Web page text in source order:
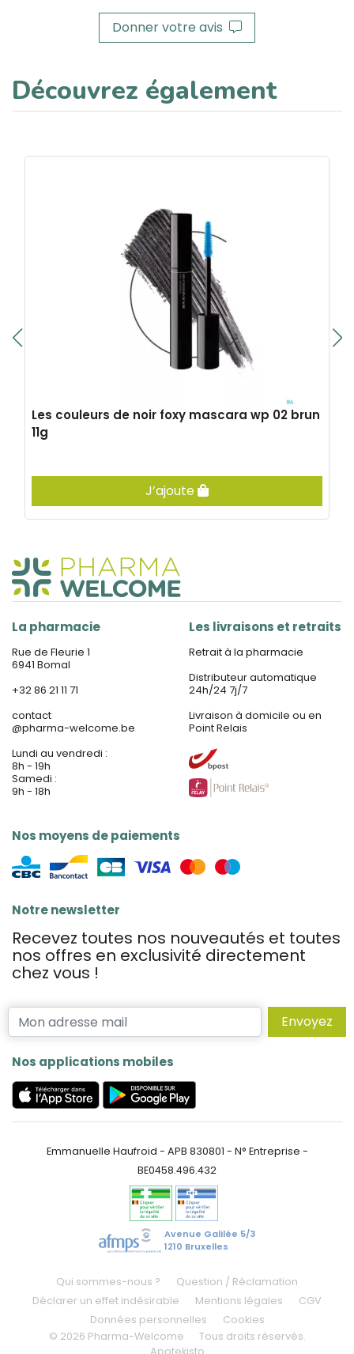
Donner votre avis
Découvrez également
Les couleurs de noir foxy mascara wp 02 brun
11g
J’ajoute
La pharmacie
Rue de Fleurie 1
6941 Bomal
+32 86 21 11 71
contact
@pharma-welcome.be
Lundi au vendredi :
8h - 19h
Samedi :
9h - 18h
Nos moyens de paiements
Les livraisons et retraits
Retrait à la pharmacie
Distributeur automatique
24h/24 7j/7
Livraison à domicile ou en
Point Relais
Notre newsletter
Recevez toutes nos nouveautés et toutes
nos offres en exclusivité directement
chez vous !
Envoyez
Nos applications mobiles
Emmanuelle Haufroid - APB 830801 - N° Entreprise -
BE0458.496.432
Avenue Galilée 5/3
1210 Bruxelles
Qui sommes-nous ?
Question / Réclamation
Déclarer un effet indésirable
Mentions légales
CGV
Données personnelles
Cookies
© 2026 Pharma-Welcome
Tous droits réservés.
Apotekisto